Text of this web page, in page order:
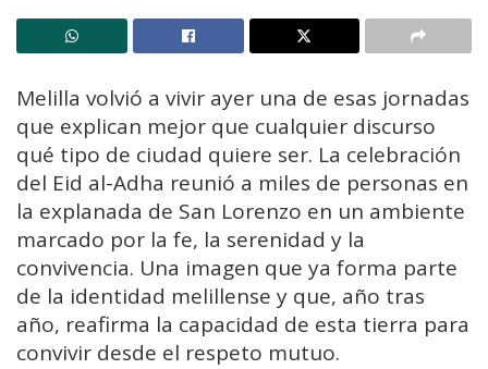
Melilla volvió a vivir ayer una de esas jornadas
que explican mejor que cualquier discurso
qué tipo de ciudad quiere ser. La celebración
del Eid al-Adha reunió a miles de personas en
la explanada de San Lorenzo en un ambiente
marcado por la fe, la serenidad y la
convivencia. Una imagen que ya forma parte
de la identidad melillense y que, año tras
año, reafirma la capacidad de esta tierra para
convivir desde el respeto mutuo.